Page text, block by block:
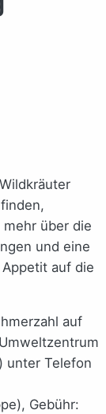
über die
und eine
auf die
auf
unter Telefon
Gebühr: